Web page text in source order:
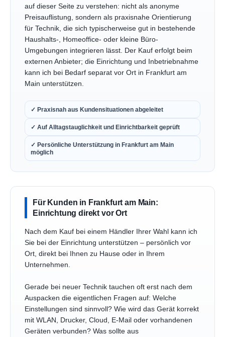
auf dieser Seite zu verstehen: nicht als anonyme
Preisauflistung, sondern als praxisnahe Orientierung
für Technik, die sich typischerweise gut in bestehende
Haushalts-, Homeoffice- oder kleine Büro-
Umgebungen integrieren lässt. Der Kauf erfolgt beim
externen Anbieter; die Einrichtung und Inbetriebnahme
kann ich bei Bedarf separat vor Ort in Frankfurt am
Main unterstützen.
✓ Praxisnah aus Kundensituationen abgeleitet
✓ Auf Alltagstauglichkeit und Einrichtbarkeit geprüft
✓ Persönliche Unterstützung in Frankfurt am Main
möglich
Für Kunden in Frankfurt am Main:
Einrichtung direkt vor Ort
Nach dem Kauf bei einem Händler Ihrer Wahl kann ich
Sie bei der Einrichtung unterstützen – persönlich vor
Ort, direkt bei Ihnen zu Hause oder in Ihrem
Unternehmen.
Gerade bei neuer Technik tauchen oft erst nach dem
Auspacken die eigentlichen Fragen auf: Welche
Einstellungen sind sinnvoll? Wie wird das Gerät korrekt
mit WLAN, Drucker, Cloud, E-Mail oder vorhandenen
Geräten verbunden? Was sollte aus